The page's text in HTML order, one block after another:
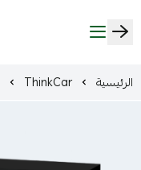
الرئيسية ThinkCar